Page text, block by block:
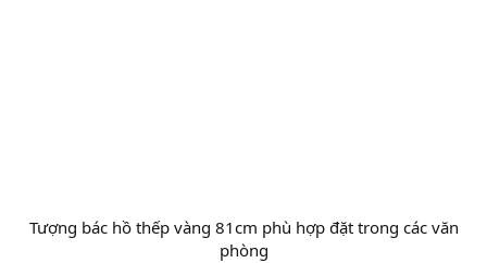
Tượng bác hồ thếp vàng 81cm phù hợp đặt trong các văn
phòng​